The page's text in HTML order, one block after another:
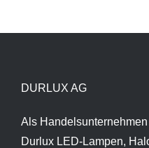
DURLUX AG
Als
Durlux LED-Lampen,